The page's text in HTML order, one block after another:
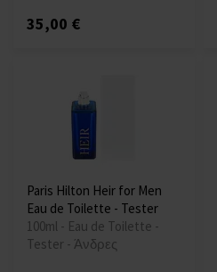
35,00 €
Paris Hilton Heir for Men
Eau de Toilette - Tester
100ml - Eau de Toilette -
Tester - Άνδρες